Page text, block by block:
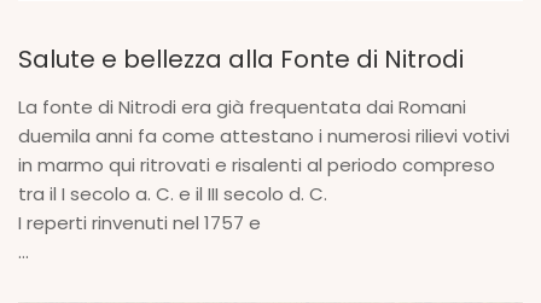
Salute e bellezza alla Fonte di Nitrodi
La fonte di Nitrodi era già frequentata dai Romani
duemila anni fa come attestano i numerosi rilievi votivi
in marmo qui ritrovati e risalenti al periodo compreso
tra il I secolo a. C. e il III secolo d. C.
I reperti rinvenuti nel 1757 e
...